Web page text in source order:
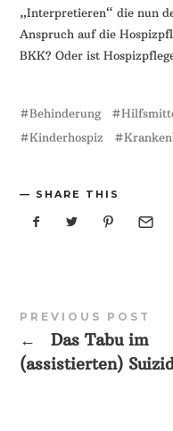
„Interpretieren“ die nun
Anspruch auf die
BKK? Oder ist
Behinderung
Kinderhospiz
SHARE THIS
PREVIOUS POST
←
Das Tabu im
(assistierten)